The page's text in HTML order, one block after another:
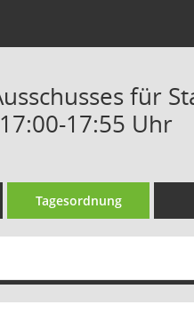
für
17:55 Uhr
Tagesordnung